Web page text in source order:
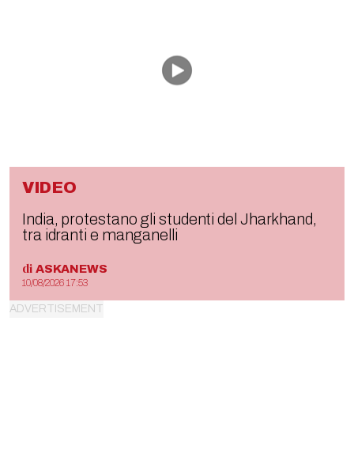
VIDEO
India, protestano gli studenti del Jharkhand,
tra idranti e manganelli
di ASKANEWS
10/08/2026 17:53